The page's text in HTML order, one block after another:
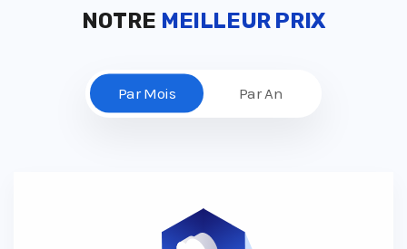
NOTRE MEILLEUR PRIX
Par Mois Par An